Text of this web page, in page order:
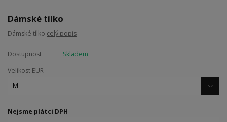
Dámské tílko
Dámské tílko celý popis
Dostupnost
Skladem
Velikost EUR
Nejsme plátci DPH